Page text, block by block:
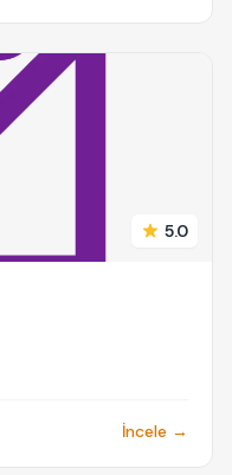
5.0
İncele →